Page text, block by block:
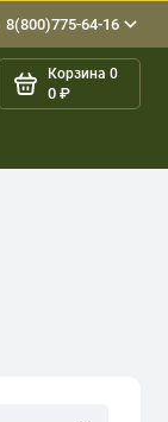
8(800)775-64-16
Корзина 0
0 ₽